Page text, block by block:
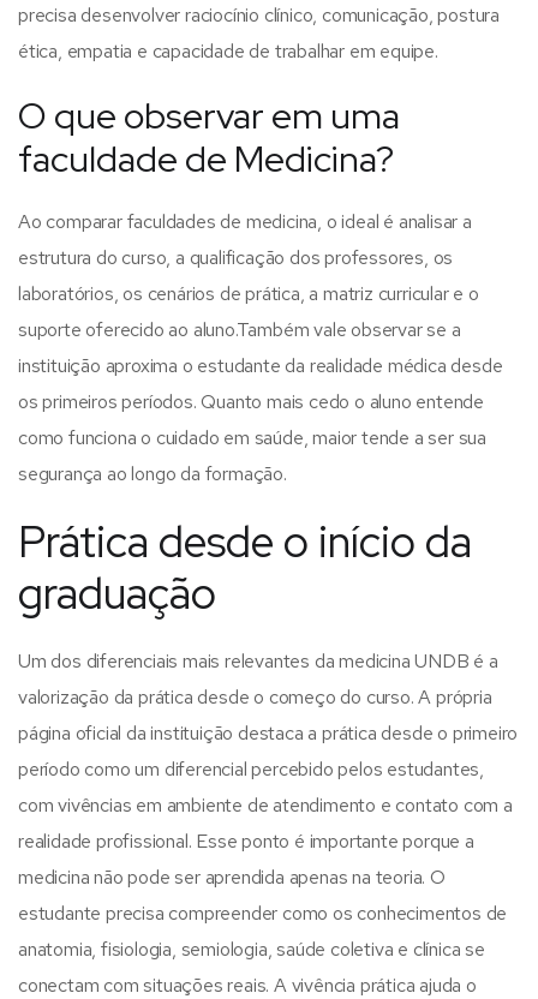
precisa desenvolver raciocínio clínico, comunicação, postura
ética, empatia e capacidade de trabalhar em equipe.
O que observar em uma
faculdade de Medicina?
Ao comparar faculdades de medicina, o ideal é analisar a
estrutura do curso, a qualificação dos professores, os
laboratórios, os cenários de prática, a matriz curricular e o
suporte oferecido ao aluno.Também vale observar se a
instituição aproxima o estudante da realidade médica desde
os primeiros períodos. Quanto mais cedo o aluno entende
como funciona o cuidado em saúde, maior tende a ser sua
segurança ao longo da formação.
Prática desde o início da
graduação
Um dos diferenciais mais relevantes da medicina UNDB é a
valorização da prática desde o começo do curso. A própria
página oficial da instituição destaca a prática desde o primeiro
período como um diferencial percebido pelos estudantes,
com vivências em ambiente de atendimento e contato com a
realidade profissional. Esse ponto é importante porque a
medicina não pode ser aprendida apenas na teoria. O
estudante precisa compreender como os conhecimentos de
anatomia, fisiologia, semiologia, saúde coletiva e clínica se
conectam com situações reais.A vivência prática ajuda o